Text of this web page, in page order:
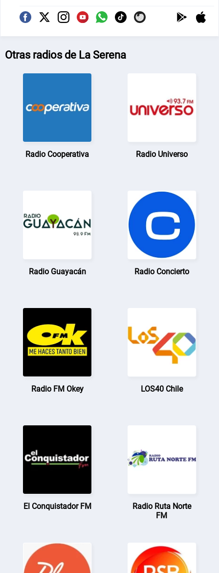
Otras radios de La Serena
Radio Cooperativa Radio Universo
Radio Guayacán Radio Concierto
Radio FM Okey LOS40 Chile
El Conquistador FM
Radio Ruta Norte
FM